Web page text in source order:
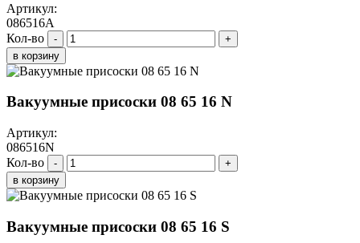
Артикул:
086516A
Кол-во
-
+
в корзину
Вакуумные присоски 08 65 16 N
Артикул:
086516N
Кол-во
-
+
в корзину
Вакуумные присоски 08 65 16 S